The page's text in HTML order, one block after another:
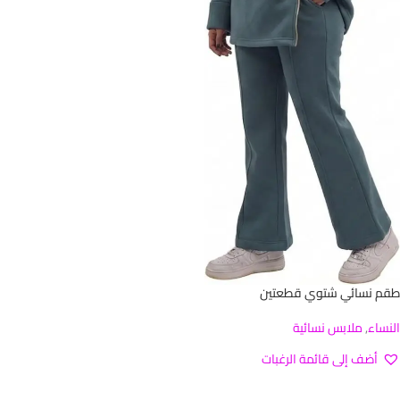
طقم نسائي شتوي قطعتين
النساء,ملابس نسائية
أضف إلى قائمة الرغبات